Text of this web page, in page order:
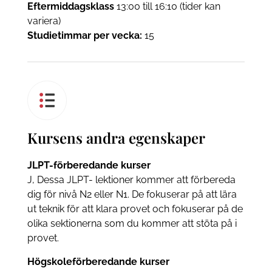
Eftermiddagsklass13:00 till 16:10 (tider kan
variera)
Studietimmar per vecka: 15
Kursens andra egenskaper
JLPT-förberedande kurser
J, Dessa JLPT- lektioner kommer att förbereda
dig för nivå N2 eller N1. De fokuserar på att lära
ut teknik för att klara provet och fokuserar på de
olika sektionerna som du kommer att stöta på i
provet.
Högskoleförberedande kurser